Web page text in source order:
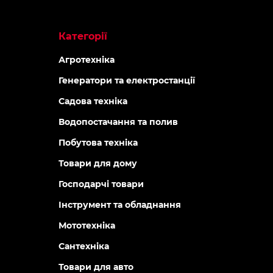
Категорії
Агротехніка
Генератори та електростанції
Садова техніка
Водопостачання та полив
Побутова техніка
Товари для дому
Господарчі товари
Інструмент та обладнання
Мототехніка
Сантехніка
Товари для авто